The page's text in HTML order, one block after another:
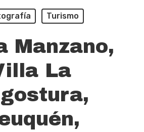
Turismo
Manzano,
La